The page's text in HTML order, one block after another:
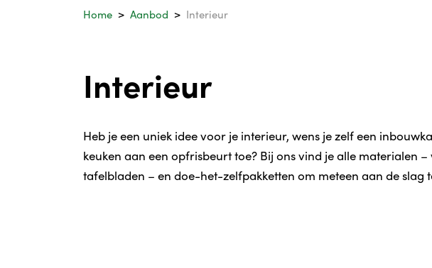
Home Aanbod Interieur
Interieur
Heb je een uniek idee voor je interieur, wens je zelf een
keuken aan een opfrisbeurt toe? Bij ons vind je alle materialen
tafelbladen – en doe-het-zelfpakketten om meteen aan de slag